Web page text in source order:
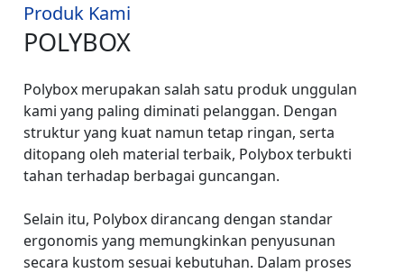
Produk Kami
POLYBOX
Polybox merupakan salah satu produk unggulan
kami yang paling diminati pelanggan. Dengan
struktur yang kuat namun tetap ringan, serta
ditopang oleh material terbaik, Polybox terbukti
tahan terhadap berbagai guncangan.
Selain itu, Polybox dirancang dengan standar
ergonomis yang memungkinkan penyusunan
secara kustom sesuai kebutuhan. Dalam proses